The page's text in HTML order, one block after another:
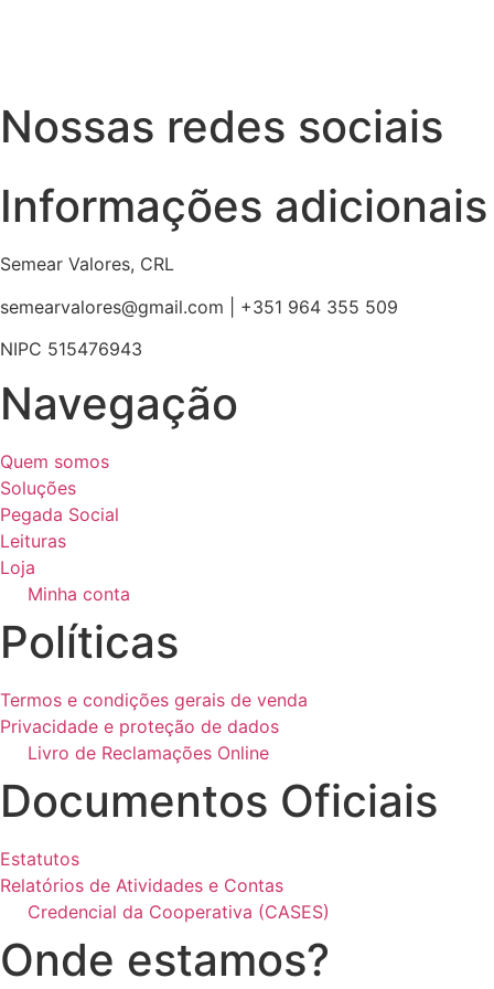
Nossas redes sociais
Informações adicionais
Semear Valores, CRL
semearvalores@gmail.com | +351 964 355 509
NIPC 515476943
Navegação
Quem somos
Soluções
Pegada Social
Leituras
Loja
Minha conta
Políticas
Termos e condições gerais de venda
Privacidade e proteção de dados
Livro de Reclamações Online
Documentos Oficiais
Estatutos
Relatórios de Atividades e Contas
Credencial da Cooperativa (CASES)
Onde estamos?